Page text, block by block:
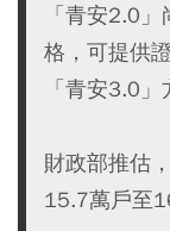
「青安2.0
格，可提供
「青安3.0
財政部推估
15.7萬戶至